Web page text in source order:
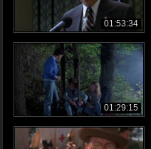
01:53:34
01:29:15